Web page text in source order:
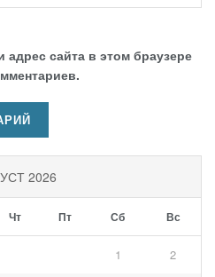
сайта в этом браузере
2026
Чт Пт Сб Вс
1 2